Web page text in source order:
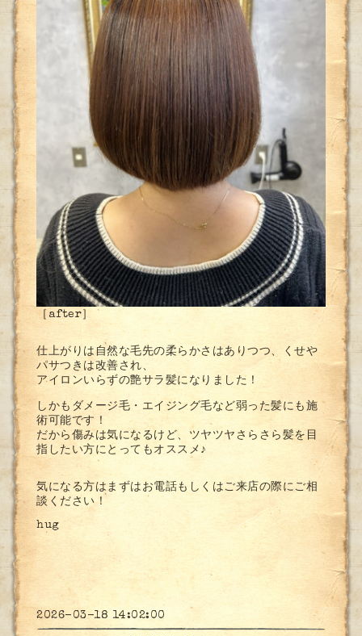
［after］
仕上がりは自然な毛先の柔らかさはありつつ、くせや
パサつきは改善され、
アイロンいらずの艶サラ髪になりました！
しかもダメージ毛・エイジング毛など弱った髪にも施
術可能です！
だから傷みは気になるけど、ツヤツヤさらさら髪を目
指したい方にとってもオススメ♪
気になる方はまずはお電話もしくはご来店の際にご相
談ください！
hug
2026-03-18 14:02:00